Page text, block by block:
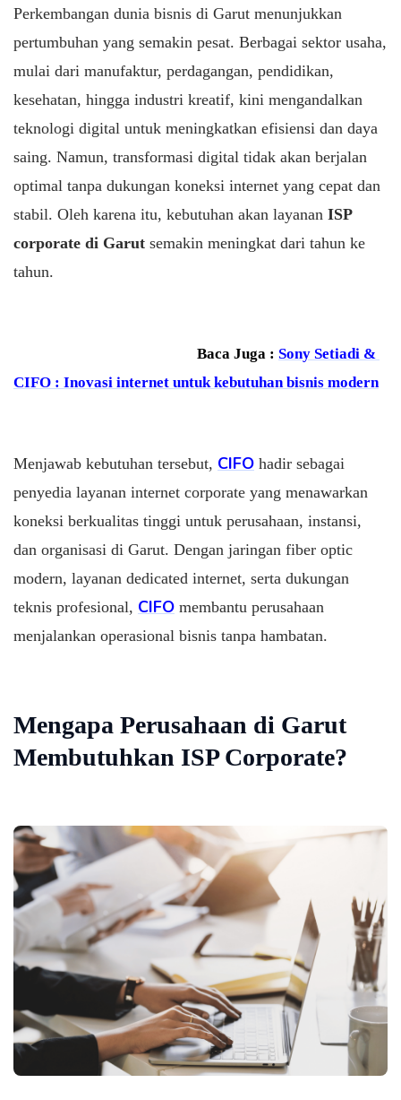
Perkembangan dunia bisnis di Garut menunjukkan
pertumbuhan yang semakin pesat. Berbagai sektor usaha,
mulai dari manufaktur, perdagangan, pendidikan,
kesehatan, hingga industri kreatif, kini mengandalkan
teknologi digital untuk meningkatkan efisiensi dan daya
saing. Namun, transformasi digital tidak akan berjalan
optimal tanpa dukungan koneksi internet yang cepat dan
stabil. Oleh karena itu, kebutuhan akan layanan ISP
corporate di Garut semakin meningkat dari tahun ke
tahun.
Baca Juga : Sony Setiadi &
CIFO : Inovasi internet untuk kebutuhan bisnis modern
Menjawab kebutuhan tersebut, CIFO hadir sebagai
penyedia layanan internet corporate yang menawarkan
koneksi berkualitas tinggi untuk perusahaan, instansi,
dan organisasi di Garut. Dengan jaringan fiber optic
modern, layanan dedicated internet, serta dukungan
teknis profesional, CIFO membantu perusahaan
menjalankan operasional bisnis tanpa hambatan.
Mengapa Perusahaan di Garut
Membutuhkan ISP Corporate?